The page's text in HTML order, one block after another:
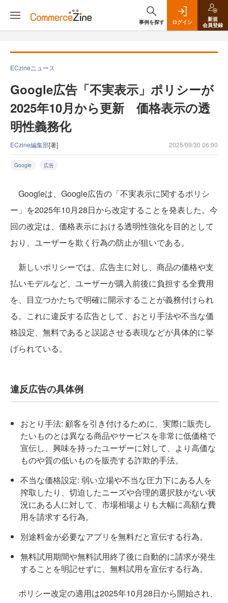
事例を探す ログイン
新規
会員登録
ECzineニュース
Google広告「不実表示」ポリシーが
2025年10月から更新 価格表示の透
明性義務化
ECzine編集部[著] 2025/09/30 06:00
Google 広告
Googleは、Google広告の「不実表示に関するポリシ
ー」を2025年10月28日から改定することを発表した。今
回の改定は、価格表示における透明性強化を目的として
おり、ユーザーを欺く行為の防止が狙いである。
新しいポリシーでは、広告主に対し、商品の価格や支
払いモデルなど、ユーザーが購入前後に負担する全費用
を、目立つかたちで明確に開示することが義務付けられ
る。これに違反する広告として、おとり手法や不当な価
格設定、無料であると誤認させる表現などが具体的に挙
げられている。
違反広告の具体例
おとり手法: 顧客を引き付けるために、実際に販売し
たいものとは異なる商品やサービスを非常に低価格で
宣伝し、興味を持ったユーザーに対して、より高価な
ものや質の低いものを販売する詐欺的手法。
不当な価格設定: 弱い立場や不当な圧力下にある人を
搾取したり、切迫したニーズや合理的選択肢がない状
況にある人に対して、市場相場よりも大幅に高額な費
用を請求する行為。
別途料金が必要なアプリを無料だと宣伝する行為。
無料試用期間や無料試用終了後に自動的に請求が発生
することを明記せずに、無料試用を宣伝する行為。
ポリシー改定の適用は2025年10月28日から開始され、